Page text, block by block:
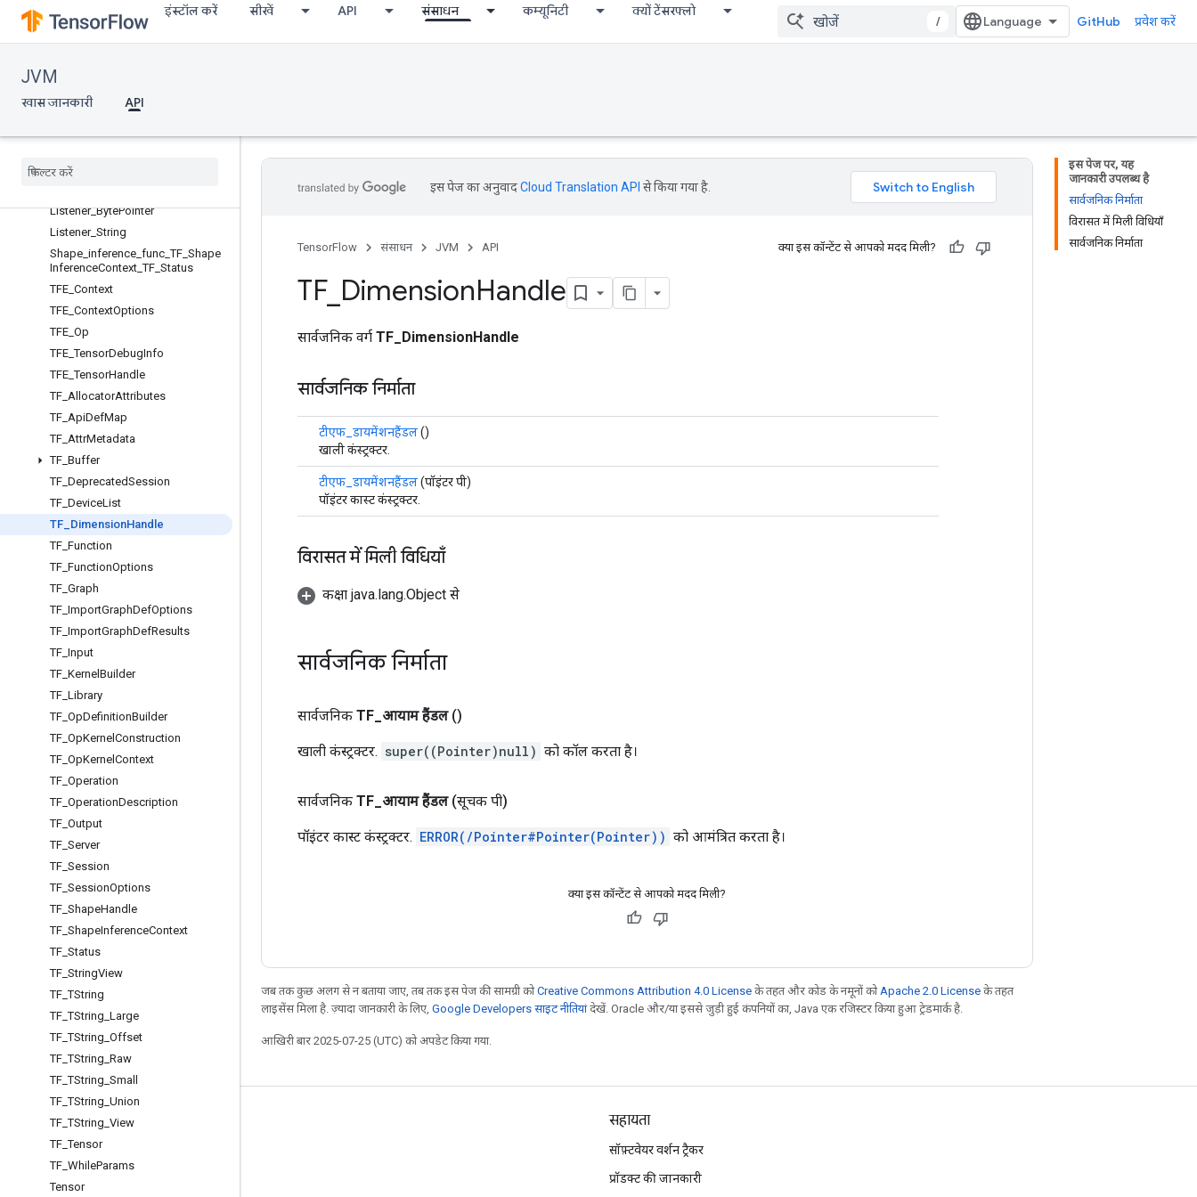
इंस्टॉल करें सीखें API संसाधन कम्यूनिटी क्यों टेंसरफ्लो
/ GitHub प्रवेश करें
JVM
खास जानकारी API
AbstractTF_Session
AbstractTF_SessionOptions
AbstractTF_Tensor
Compute_func_Pointer_TF_OpKer
nelContext
Deallocator
Listener_BytePointer
Listener_ String
Shape inference func _TF Shape
InferenceContext _TF Status
TFE Context
TFE ContextOptions
TFE Op
TFE _TensorDebugInfo
TFE _TensorHandle
TF AllocatorAttributes
TF ApiDefMap
TF AttrMetadata
TF Buffer
TF DeprecatedSession
TF DeviceList
TF DimensionHandle
TF Function
TF FunctionOptions
TF Graph
TF ImportGraphDefOptions
TF ImportGraphDefResults
TF Input
TF Kernel Builder
TF Library
TF OpDefinitionBuilder
TF OpKernel Construction
TF OpKernel Context
TF Operation
TF OperationDescription
TF Output
TF Server
TF Session
TF SessionOptions
TF ShapeHandle
TF ShapeInferenceContext
TF Status
TF StringView
TF _TString
TF _TString Large
TF _TString Offset
TF _TString Raw
TF _TString Small
TF _TString Union
TF _TString View
TF _Tensor
TF WhileParams
Tensor
इस पेज पर, यह
जानकारी उपलब्ध है
सार्वजनिक निर्माता
विरासत में मिली विधियाँ
सार्वजनिक निर्माता
इस पेज का अनुवादCloud Translation API से किया गया है.
TensorFlow संसाधन JVM API क्या इस कॉन्टेंट से आपको मदद मिली?
TF_ DimensionHandle
सार्वजनिक वर्ग TF_DimensionHandle
सार्वजनिक निर्माता
टीएफ_डायमेंशनहैंडल()
खाली कंस्ट्रक्टर.
टीएफ_डायमेंशनहैंडल(पॉइंटर पी)
पॉइंटर कास्ट कंस्ट्रक्टर.
विरासत में मिली विधियाँ
कक्षा java.lang.Object से
सार्वजनिक निर्माता
सार्वजनिक TF आयाम हैंडल ()
खाली कंस्ट्रक्टर. super((Pointer)null) को कॉल करता है।
सार्वजनिक TF आयाम हैंडल (सूचक पी)
पॉइंटर कास्ट कंस्ट्रक्टर. ERROR(/Pointer#Pointer(Pointer)) को आमंत्रित करता है।
क्या इस कॉन्टेंट से आपको मदद मिली?
जब तक कुछ अलग से न बताया जाए, तब तक इस पेज की सामग्री कोCreative Commons Attribution 4.0 License के तहत और कोड के नमूनों को Apache 2.0 License के तहत
लाइसेंस मिला है. ज़्यादा जानकारी के लिए, Google Developers साइट नीतियांदेखें. Oracle और/या इससे जुड़ी हुई कंपनियों का, Java एक रजिस्टर किया हुआ ट्रेडमार्क है.
आखिरी बार 2025-07-25 (UTC) को अपडेट किया गया.
जुड़े रहें सहायता
सॉफ़्टवेयर वर्शन ट्रैकर
प्रॉडक्ट की जानकारी